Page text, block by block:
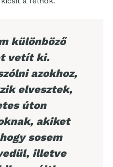
különböző
vetít ki.
azokhoz,
elvesztek,
úton
akiket
sosem
illetve